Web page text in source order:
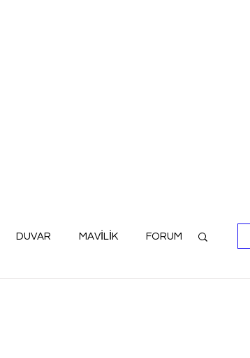
DUVAR MAVİLİK FORUM